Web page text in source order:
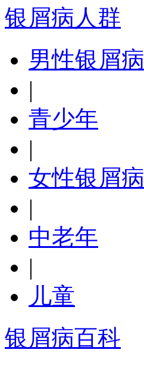
银屑病人群
男性银屑病
|
青少年
|
女性银屑病
|
中老年
|
儿童
银屑病百科